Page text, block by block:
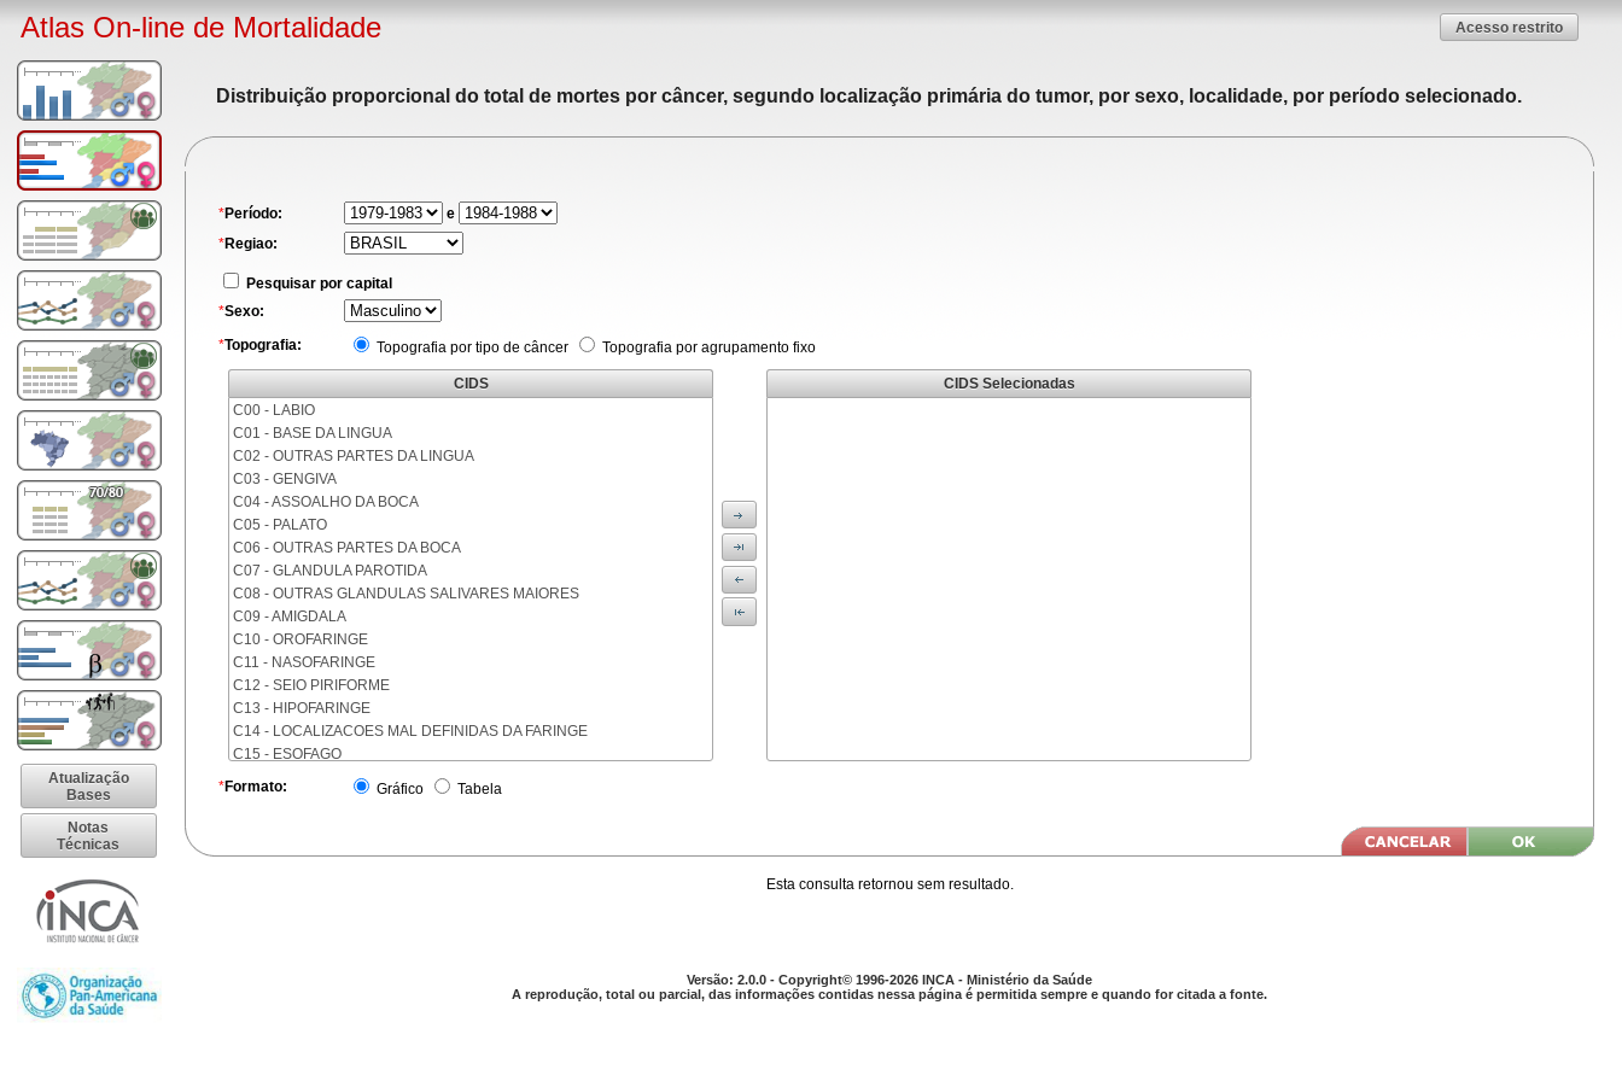
Atlas On-line de Mortalidade Acesso restrito
Atualização
Bases
Notas
Técnicas
Distribuição proporcional do total de mortes por câncer, segundo localização primária do tumor, por sexo, localidade, por período selecionado.
*Período:
e
*Regiao:
Pesquisar por capital
*Sexo:
*Topografia: Topografia por tipo de câncer Topografia por agrupamento fixo
CIDS
C00 - LABIO
C01 - BASE DA LINGUA
C02 - OUTRAS PARTES DA LINGUA
C03 - GENGIVA
C04 - ASSOALHO DA BOCA
C05 - PALATO
C06 - OUTRAS PARTES DA BOCA
C07 - GLANDULA PAROTIDA
C08 - OUTRAS GLANDULAS SALIVARES MAIORES
C09 - AMIGDALA
C10 - OROFARINGE
C11 - NASOFARINGE
C12 - SEIO PIRIFORME
C13 - HIPOFARINGE
C14 - LOCALIZACOES MAL DEFINIDAS DA FARINGE
C15 - ESOFAGO
C26 - LOCALIZACOES MAL DEFINIDAS NO APARELHO DIGESTIVO
CIDS Selecionadas
*Formato: Gráfico Tabela
Esta consulta retornou sem resultado.
Versão: 2.0.0 - Copyright© 1996-2026 INCA - Ministério da Saúde
A reprodução, total ou parcial, das informações contidas nessa página é permitida sempre e quando for citada a fonte.